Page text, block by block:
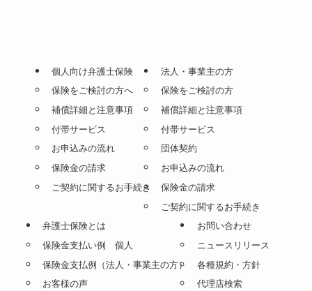
個人向け弁護士保険
保険をご検討の方へ
補償詳細と注意事項
付帯サービス
お申込みの流れ
保険金の請求
ご契約に関するお手続き
法人・事業主の方
保険をご検討の方
補償詳細と注意事項
付帯サービス
団体契約
お申込みの流れ
保険金の請求
ご契約に関するお手続き
弁護士保険とは
保険金支払い例 個人
保険金支払例（法人・事業主の方）
お客様の声
お問い合わせ
ニュースリリース
各種規約・方針
代理店検索